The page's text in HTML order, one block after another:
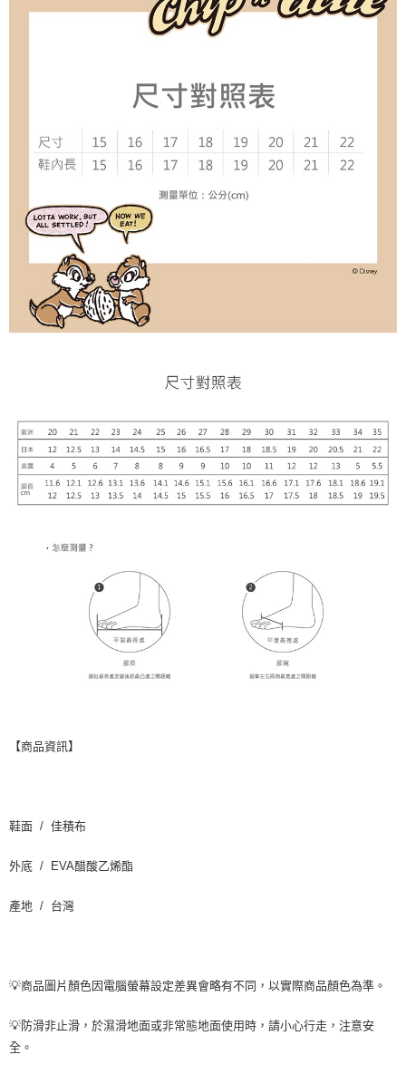
【商品資訊】
鞋面 / 佳積布
外底 / EVA醋酸乙烯酯
產地 / 台灣
💡商品圖片顏色因電腦螢幕設定差異會略有不同，以實際商品顏色為準。
💡防滑非止滑，於濕滑地面或非常態地面使用時，請小心行走，注意安
全。